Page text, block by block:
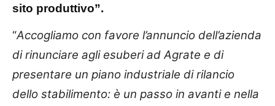
sito produttivo”.
“Accogliamo con favore l’annuncio dell’azienda
di rinunciare agli esuberi ad Agrate e di
presentare un piano industriale di rilancio
dello stabilimento: è un passo in avanti e nella